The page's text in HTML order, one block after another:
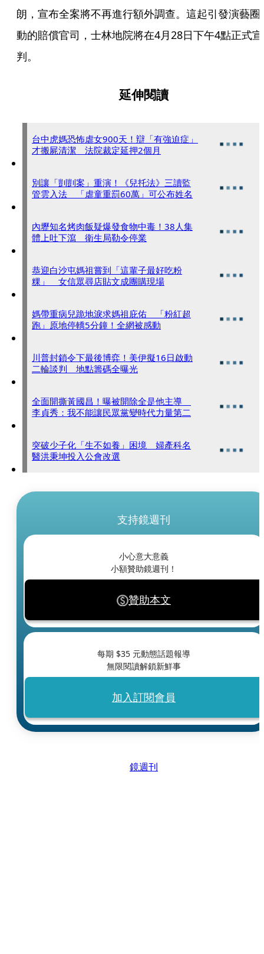
朗，宣布全案將不再進行額外調查。這起引發演藝圈
動的賠償官司，士林地院將在4月28日下午4點正式宣
判。
延伸閱讀
台中虎媽恐怖虐女900天！辯「有強迫症」
才搬屍清潔 法院裁定延押2個月
別讓「剴剴案」重演！《兒托法》三讀監
管雲入法 「虐童重罰60萬」可公布姓名
內壢知名烤肉飯疑爆發食物中毒！38人集
體上吐下瀉 衛生局勒令停業
恭迎白沙屯媽祖嘗到「這輩子最好吃粉
粿」 女信眾尋店貼文成團購現場
媽帶重病兒跪地淚求媽祖庇佑 「粉紅超
跑」原地停轎5分鐘！全網被感動
川普封鎖令下最後博弈！美伊擬16日啟動
二輪談判 地點籌碼全曝光
全面開撕黃國昌！曝被開除全是他主導
李貞秀：我不能讓民眾黨變時代力量第二
突破少子化「生不如養」困境 婦產科名
醫洪秉坤投入公會改選
支持鏡週刊
小心意大意義
小額贊助鏡週刊！
贊助本文
每期 $35 元動態話題報導
無限閱讀解鎖新鮮事
加入訂閱會員
鏡週刊